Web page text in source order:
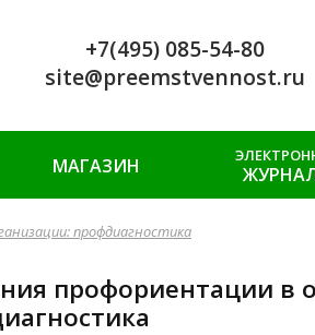
+7(495) 085-54-80
site@preemstvennost.ru
МАГАЗИН
профдиагностика
профориентации в